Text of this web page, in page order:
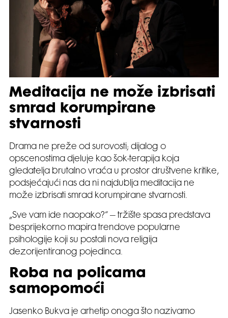
Meditacija ne može izbrisati
smrad korumpirane
stvarnosti
Drama ne preže od surovosti; dijalog o
opscenostima djeluje kao šok-terapija koja
gledatelja brutalno vraća u prostor društvene kritike,
podsjećajući nas da ni najdublja meditacija ne
može izbrisati smrad korumpirane stvarnosti.
„Sve vam ide naopako?“ – tržište spasa predstava
besprijekorno mapira trendove popularne
psihologije koji su postali nova religija
dezorijentiranog pojedinca.
Roba na policama
samopomoći
Jasenko Bukva je arhetip onoga što nazivamo